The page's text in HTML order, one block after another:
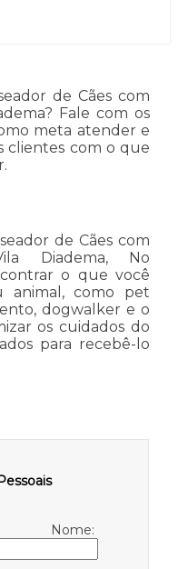
de Cães com
Fale com os
meta atender e
clientes com o que
de Cães com
Diadema, No
o que você
animal, como pet
dogwalker e o
os cuidados do
para recebê-lo
Nome: